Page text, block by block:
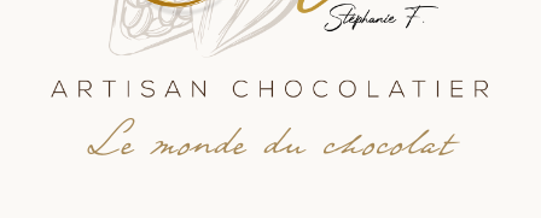
Le monde du chocolat